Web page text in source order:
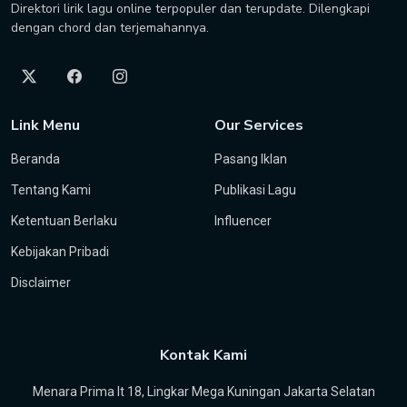
Direktori lirik lagu online terpopuler dan terupdate. Dilengkapi
dengan chord dan terjemahannya.
Link Menu
Beranda
Tentang Kami
Ketentuan Berlaku
Kebijakan Pribadi
Disclaimer
Our Services
Pasang Iklan
Publikasi Lagu
Influencer
Kontak Kami
Menara Prima lt 18, Lingkar Mega Kuningan Jakarta Selatan